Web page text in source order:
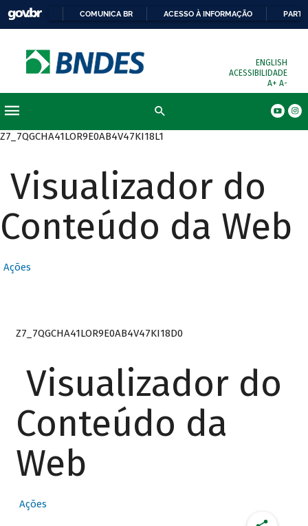
COMUNICA BR ACESSO À INFORMAÇÃO
ENGLISH
ACESSIBILIDADE
A+ A-
Z7_7QGCHA41LOR9E0AB4V47KI18L1
Visualizador do
Conteúdo da Web
Ações
Z7_7QGCHA41LOR9E0AB4V47KI18D0
Visualizador do
Conteúdo da
Web
Ações